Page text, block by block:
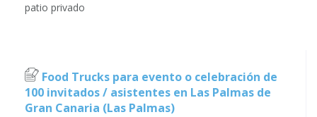
patio privado
Food Trucks para evento o celebración de
100 invitados / asistentes en Las Palmas de
Gran Canaria (Las Palmas)